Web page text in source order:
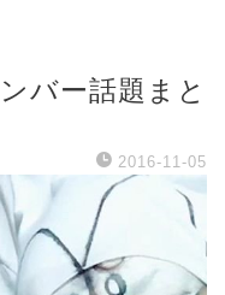
バー話題まと
2016-11-05